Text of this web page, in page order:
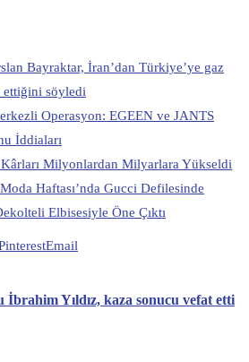
Bayraktar, İran’dan Türkiye’ye gaz
ettiğini söyledi
Operasyon: EGEEN ve JANTS
İddiaları
Milyonlardan Milyarlara Yükseldi
Haftası’nda Gucci Defilesinde
Elbisesiyle Öne Çıktı
Email
Yıldız, kaza sonucu vefat etti